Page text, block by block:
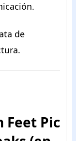
de
Feet Pic